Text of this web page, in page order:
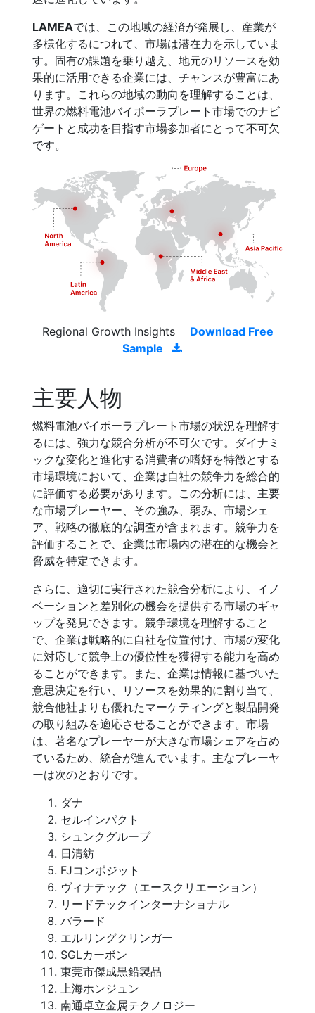
LAMEAでは、この地域の経済が発展し、産業が
多様化するにつれて、市場は潜在力を示していま
す。固有の課題を乗り越え、地元のリソースを効
果的に活用できる企業には、チャンスが豊富にあ
ります。これらの地域の動向を理解することは、
世界の燃料電池バイポーラプレート市場でのナビ
ゲートと成功を目指す市場参加者にとって不可欠
です。
Regional Growth Insights
Download Free
Sample
主要人物
燃料電池バイポーラプレート市場の状況を理解す
るには、強力な競合分析が不可欠です。ダイナミ
ックな変化と進化する消費者の嗜好を特徴とする
市場環境において、企業は自社の競争力を総合的
に評価する必要があります。この分析には、主要
な市場プレーヤー、その強み、弱み、市場シェ
ア、戦略の徹底的な調査が含まれます。競争力を
評価することで、企業は市場内の潜在的な機会と
脅威を特定できます。
さらに、適切に実行された競合分析により、イノ
ベーションと差別化の機会を提供する市場のギャ
ップを発見できます。競争環境を理解すること
で、企業は戦略的に自社を位置付け、市場の変化
に対応して競争上の優位性を獲得する能力を高め
ることができます。また、企業は情報に基づいた
意思決定を行い、リソースを効果的に割り当て、
競合他社よりも優れたマーケティングと製品開発
の取り組みを適応させることができます。市場
は、著名なプレーヤーが大きな市場シェアを占め
ているため、統合が進んでいます。主なプレーヤ
ーは次のとおりです。
ダナ
セルインパクト
シュンクグループ
日清紡
FJコンポジット
ヴィナテック（エースクリエーション）
リードテックインターナショナル
バラード
エルリングクリンガー
SGLカーボン
東莞市傑成黒鉛製品
上海ホンジュン
南通卓立金属テクノロジー